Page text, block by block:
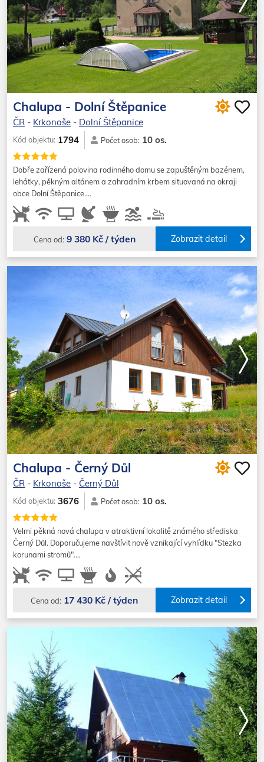
Chalupa - Dolní Štěpanice
ČR - Krkonoše - Dolní Štěpanice
Kód objektu: 1794 Počet osob: 10 os.
Dobře zařízená polovina rodinného domu se zapuštěným bazénem,
lehátky, pěkným altánem a zahradním krbem situovaná na okraji
obce Dolní Štěpanice.…
Cena od: 9 380 Kč / týden Zobrazit detail
Chalupa - Černý Důl
ČR - Krkonoše - Černý Důl
Kód objektu: 3676 Počet osob: 10 os.
Velmi pěkná nová chalupa v atraktivní lokalitě známého střediska
Černý Důl. Doporučujeme navštívit nově vznikající vyhlídku "Stezka
korunami stromů".…
Cena od: 17 430 Kč / týden Zobrazit detail